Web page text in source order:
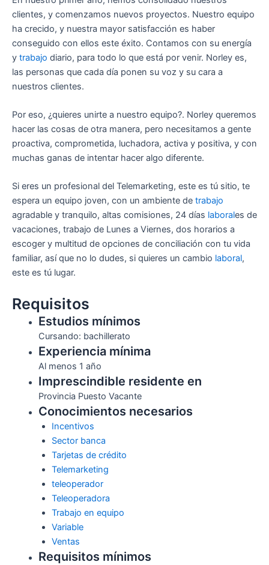
clientes, y comenzamos nuevos proyectos. Nuestro equipo
ha crecido, y nuestra mayor satisfacción es haber
conseguido con ellos este éxito. Contamos con su energía
y trabajo diario, para todo lo que está por venir. Norley es,
las personas que cada día ponen su voz y su cara a
nuestros clientes.
Por eso, ¿quieres unirte a nuestro equipo?. Norley queremos
hacer las cosas de otra manera, pero necesitamos a gente
proactiva, comprometida, luchadora, activa y positiva, y con
muchas ganas de intentar hacer algo diferente.
Si eres un profesional del Telemarketing, este es tú sitio, te
espera un equipo joven, con un ambiente de trabajo
agradable y tranquilo, altas comisiones, 24 días laborales de
vacaciones, trabajo de Lunes a Viernes, dos horarios a
escoger y multitud de opciones de conciliación con tu vida
familiar, así que no lo dudes, si quieres un cambio laboral,
este es tú lugar.
Requisitos
Estudios mínimos
Cursando: bachillerato
Experiencia mínima
Al menos 1 año
Imprescindible residente en
Provincia Puesto Vacante
Conocimientos necesarios
Incentivos
Sector banca
Tarjetas de crédito
Telemarketing
teleoperador
Teleoperadora
Trabajo en equipo
Variable
Ventas
Requisitos mínimos